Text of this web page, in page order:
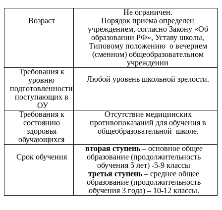
Возраст
Не ограничен.
Порядок приема определен
учреждением, согласно Закону «Об
образовании РФ», Уставу школы,
Типовому положению о вечернем
(сменном) общеобразовательном
учреждении
Требования к
уровню
подготовленности
поступающих в
ОУ
Любой уровень школьной зрелости.
Требования к
состоянию
здоровья
обучающихся
Отсутствие медицинских
противопоказаний для обучения в
общеобразовательной школе.
Срок обучения
вторая ступень– основное общее
образование (продолжительность
обучения 5 лет) -5-9 классы
третья ступень – среднее общее
образование (продолжительность
обучения 3 года) – 10-12 классы.